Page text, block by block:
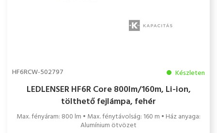
HF6RCW-502797 Készleten
LEDLENSER HF6R Core 800lm/160m, Li-ion,
tölthető fejlámpa, fehér
Max. fényáram: 800 lm • Max. fénytávolság: 160 m • Ház anyaga:
Alumínium ötvözet